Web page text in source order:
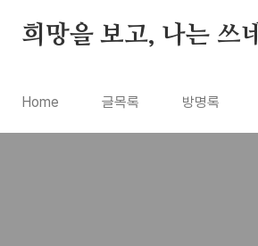
희망을 보고, 나는 쓰네
Home 글목록 방명록